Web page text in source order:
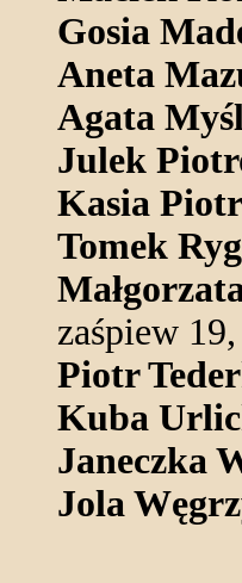
Gosia
Aneta
Agata
Julek
Kasia
Tomek
zaśpiew
Piotr
Kuba
Janeczka
Jola